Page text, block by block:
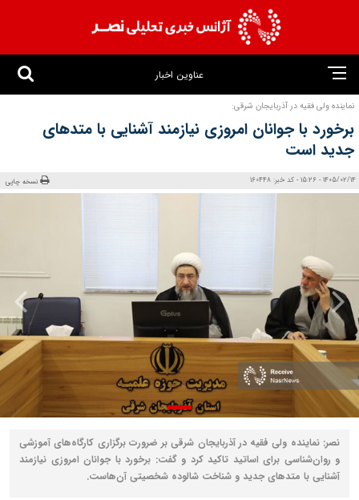
عناوین اخبار
نماینده ولی فقیه در آذربایجان شرقی:
برخورد با جوانان امروزی نیازمند آشنایی با متدهای
جدید است
1405/02/14 - 15:26 - کد خبر: 160448 نسخه چاپی
نصر: نماینده ولی فقیه در آذربایجان شرقی بر ضرورت برگزاری کارگاه‌های آموزشی
و روان‌شناسی برای اساتید تاکید کرد و گفت: برخورد با جوانان امروزی نیازمند
آشنایی با متدهای جدید و شناخت شالوده شخصیتی آن‌هاست.